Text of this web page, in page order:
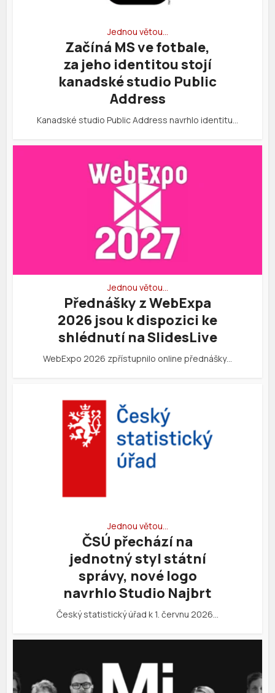
Jednou větou…
Začíná MS ve fotbale,
za jeho identitou stojí
kanadské studio Public
Address
Kanadské studio Public Address navrhlo identitu…
Jednou větou…
Přednášky z WebExpa
2026 jsou k dispozici ke
shlédnutí na SlidesLive
WebExpo 2026 zpřístupnilo online přednášky…
Jednou větou…
ČSÚ přechází na
jednotný styl státní
správy, nové logo
navrhlo Studio Najbrt
Český statistický úřad k 1. červnu 2026…